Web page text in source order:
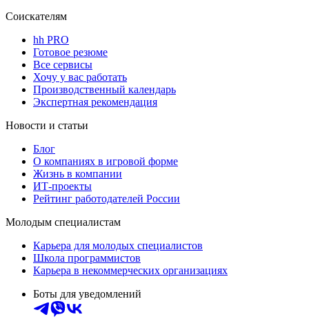
Соискателям
hh PRO
Готовое резюме
Все сервисы
Хочу у вас работать
Производственный календарь
Экспертная рекомендация
Новости и статьи
Блог
О компаниях в игровой форме
Жизнь в компании
ИТ-проекты
Рейтинг работодателей России
Молодым специалистам
Карьера для молодых специалистов
Школа программистов
Карьера в некоммерческих организациях
Боты для уведомлений